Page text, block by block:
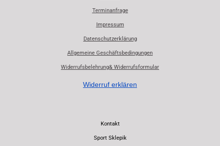
o
o
A
p
Terminanfrage
Impressum
Datenschutzerklärung
Allgemeine Geschäftsbedingungen
Widerrufsbelehrung& Widerrufsformular
Widerruf erklären
Kontakt
Sport Sklepik